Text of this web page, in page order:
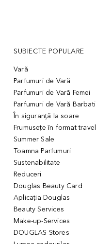
SUBIECTE POPULARE
Vară
Parfumuri de Vară
Parfumuri de Vară Femei
Parfumuri de Vară Barbati
În siguranță la soare
Frumusețe în format travel
Summer Sale
Toamna Parfumuri
Sustenabilitate
Reduceri
Douglas Beauty Card
Aplicația Douglas
Beauty Services
Make-up-Services
DOUGLAS Stores